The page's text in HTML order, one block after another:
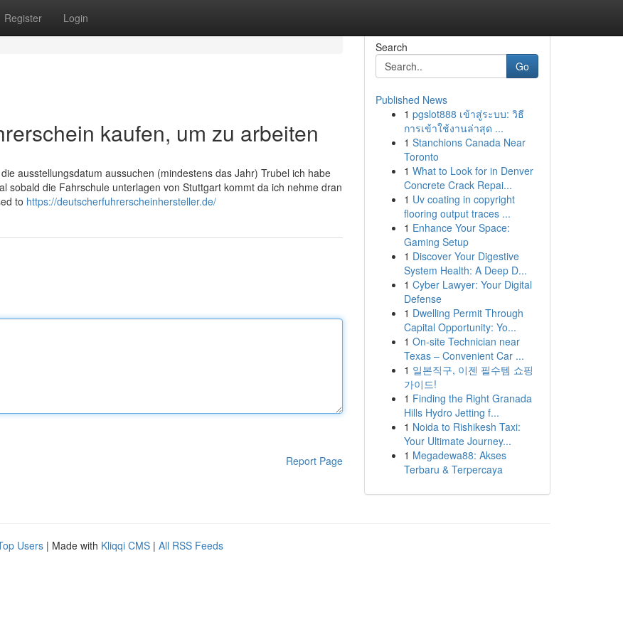
Register Login
kaufen, um zu arbeiten
ausstellungsdatum aussuchen (mindestens das Jahr) Trubel ich habe
sobald die Fahrschule unterlagen von Stuttgart kommt da ich nehme dran
to https://deutscherfuhrerscheinhersteller.de/
Report Page
Search
Go
Published News
1 pgslot888 เข้าสู่ระบบ: วิธี
การเข้าใช้งานล่าสุด ...
1 Stanchions Canada Near
Toronto
1 What to Look for in Denver
Concrete Crack Repai...
1 Uv coating in copyright
flooring output traces ...
1 Enhance Your Space:
Gaming Setup
1 Discover Your Digestive
System Health: A Deep D...
1 Cyber Lawyer: Your Digital
Defense
1 Dwelling Permit Through
Capital Opportunity: Yo...
1 On-site Technician near
Texas – Convenient Car ...
1 일본직구, 이젠 필수템 쇼핑
가이드!
1 Finding the Right Granada
Hills Hydro Jetting f...
1 Noida to Rishikesh Taxi:
Your Ultimate Journey...
1 Megadewa88: Akses
Terbaru & Terpercaya
Users | Made with Kliqqi CMS | All RSS Feeds